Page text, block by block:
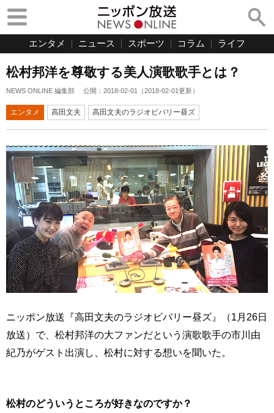
エンタメ ニュース スポーツ コラム ライフ
松村邦洋を尊敬する美人演歌歌手とは？
NEWS ONLINE 編集部 公開： 2018-02-01 （2018-02-01更新）
エンタメ 高田文夫 高田文夫のラジオビバリー昼ズ
ニッポン放送『高田文夫のラジオビバリー昼ズ』（1月26日
放送）で、松村邦洋の大ファンだという演歌歌手の市川由
紀乃がゲスト出演し、松村に対する想いを聞いた。
松村のどういうところが好きなのですか？